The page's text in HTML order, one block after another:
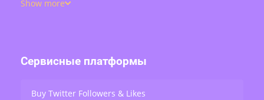
views, retweets, and live stream engagement — serving
Show more
Сервисные платформы
Buy Twitter Followers & Likes